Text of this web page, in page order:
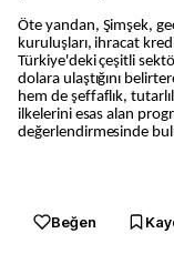
Öte yandan, Şimşek,
kuruluşları, ihracat
Türkiye'deki çeşitli
dolara ulaştığını
hem de şeffaflık,
ilkelerini esas alan
değerlendirmesinde
Beğen